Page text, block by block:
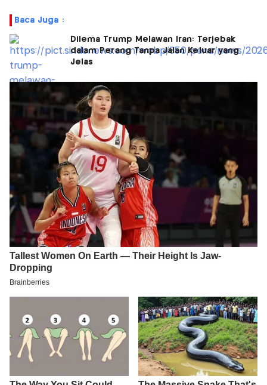
Baca Juga :
Dilema Trump Melawan Iran: Terjebak
dalam Perang Tanpa Jalan Keluar yang
Jelas